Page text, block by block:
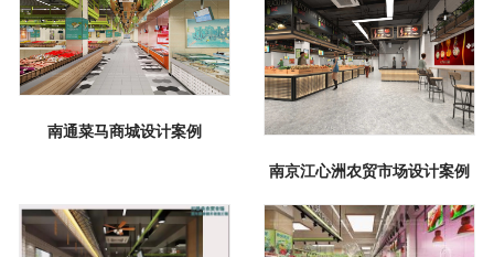
南通菜马商城设计案例
南京江心洲农贸市场设计案例